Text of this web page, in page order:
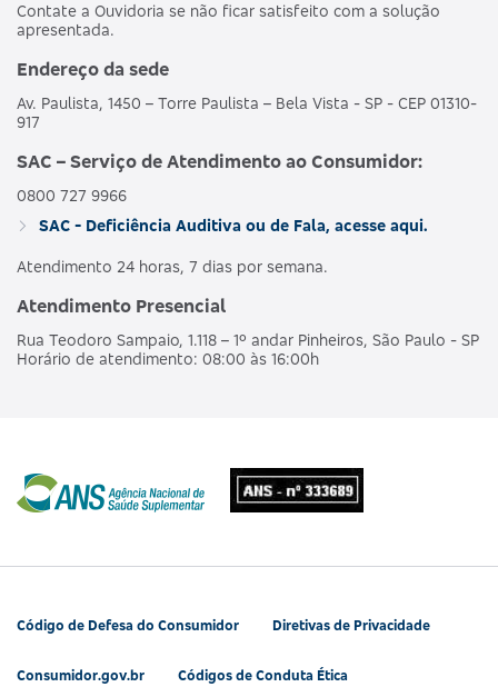
Contate a Ouvidoria se não ficar satisfeito com a solução
apresentada.
Endereço da sede
Av. Paulista, 1450 – Torre Paulista – Bela Vista - SP - CEP 01310-
917
SAC – Serviço de Atendimento ao Consumidor:
0800 727 9966
SAC - Deficiência Auditiva ou de Fala, acesse aqui.
Atendimento 24 horas, 7 dias por semana.
Atendimento Presencial
Rua Teodoro Sampaio, 1.118 – 1º andar Pinheiros, São Paulo - SP
Horário de atendimento: 08:00 às 16:00h
Código de Defesa do Consumidor Diretivas de Privacidade
Consumidor.gov.br Códigos de Conduta Ética